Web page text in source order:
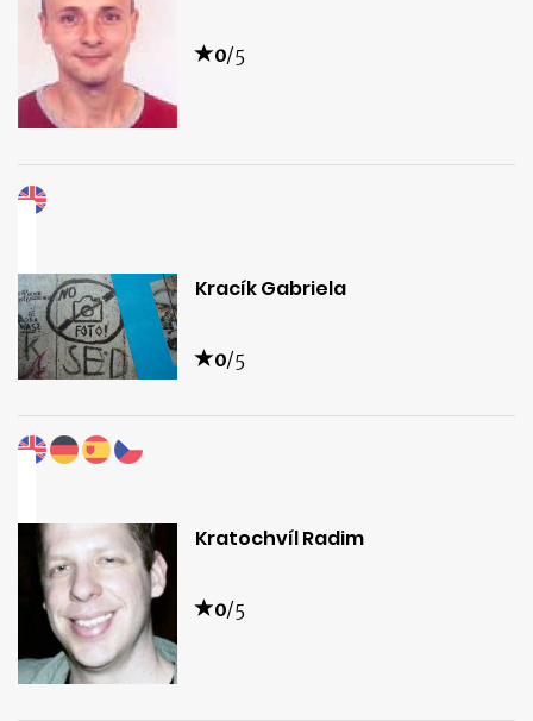
0/5
Kracík Gabriela
0/5
Kratochvíl Radim
0/5